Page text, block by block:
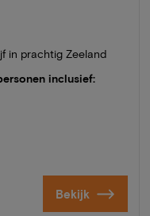
in prachtig Zeeland
inclusief:
Bekijk